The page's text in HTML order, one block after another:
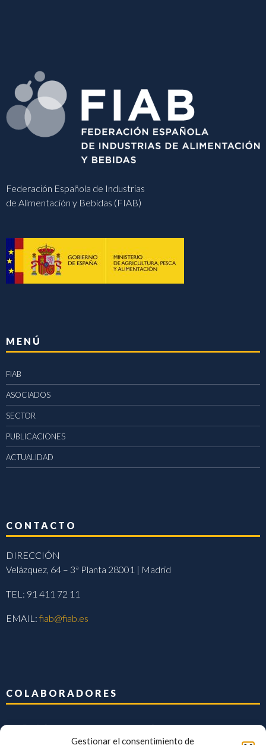
Gestionar el consentimiento de
Federación Española de Industrias
de Alimentación y Bebidas (FIAB)
MENÚ
FIAB
ASOCIADOS
SECTOR
PUBLICACIONES
ACTUALIDAD
CONTACTO
DIRECCIÓN
Velázquez, 64 – 3ª Planta 28001 | Madrid
TEL: 91 411 72 11
EMAIL:fiab@fiab.es
COLABORADORES